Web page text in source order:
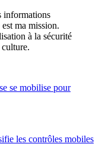
informations
ma mission.
à la sécurité
culture.
se mobilise pour
les contrôles mobiles